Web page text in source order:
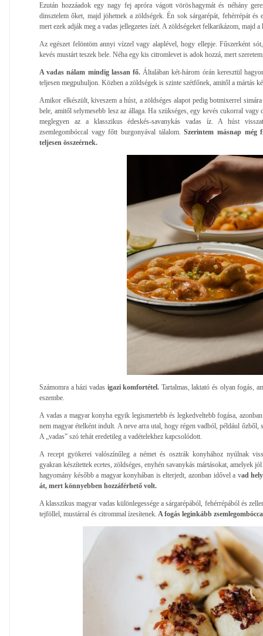
Ezután hozzáadok egy nagy fej apróra vágott vöröshagymát és néhány
dinsztelem őket, majd jöhetnek a zöldségek. Én sok sárgarépát, fehérrépát és
mert ezek adják meg a vadas jellegzetes ízét. A zöldségeket felkarikázom, majd a
Az egészet felöntöm annyi vízzel vagy alaplével, hogy ellepje. Fűszerként
kevés mustárt teszek bele. Néha egy kis citromlevet is adok hozzá, mert
A vadas nálam mindig lassan fő.Általában két-három órán keresztül
teljesen megpuhuljon. Közben a zöldségek is szinte szétfőnek, amitől a mártás
Amikor elkészült, kiveszem a húst, a zöldséges alapot pedig botmixerrel
bele, amitől selymesebb lesz az állaga. Ha szükséges, egy kevés cukorral
meglegyen az a klasszikus édeskés-savanykás vadas íz. A húst
zsemlegombóccal vagy főtt burgonyával tálalom.Szerintem másnap még
teljesen összeérnek.
Számomra a házi vadasigazi komfortétel. Tartalmas, laktató és olyan fogás,
eszembe.
A vadas a magyar konyha egyik legismertebb és legkedveltebb fogása,
nem magyar ételként indult. A neve arra utal, hogy régen vadból, például őzből,
A „vadas” szó tehát eredetileg a vadételekhez kapcsolódott.
A recept gyökerei valószínűleg a német és osztrák konyhához nyúlnak
gyakran készítettek ecetes, zöldséges, enyhén savanykás mártásokat, amelyek
hagyomány később a magyar konyhában is elterjedt, azonban idővel a vad
át, mert könnyebben hozzáférhető volt.
A klasszikus magyar vadas különlegessége a sárgarépából, fehérrépából és
tejföllel, mustárral és citrommal ízesítenek. A fogás leginkább